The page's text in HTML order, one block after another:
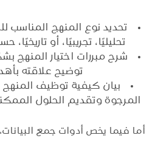
تحديد نوع المنهج المناسب
تحليليًا، تجريبيًا، أو
شرح مبررات اختيار
توضيح علاقته
بيان كيفية توظيف المنهج
المرجوة وتقديم الحلول
أما فيما يخص أدوات جمع